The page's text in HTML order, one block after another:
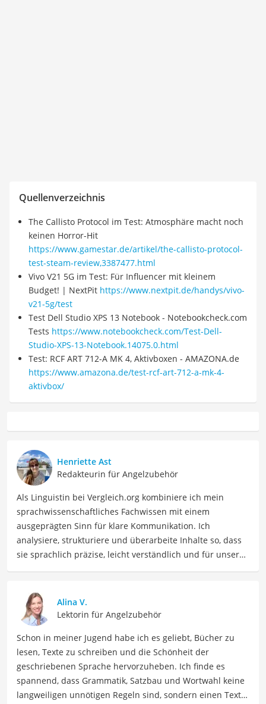
Quellenverzeichnis
The Callisto Protocol im Test: Atmosphäre macht noch
keinen Horror-Hit
https://www.gamestar.de/artikel/the-callisto-protocol-
test-steam-review,3387477.html
Vivo V21 5G im Test: Für Influencer mit kleinem
Budget! | NextPit https://www.nextpit.de/handys/vivo-
v21-5g/test
Test Dell Studio XPS 13 Notebook - Notebookcheck.com
Tests https://www.notebookcheck.com/Test-Dell-
Studio-XPS-13-Notebook.14075.0.html
Test: RCF ART 712-A MK 4, Aktivboxen - AMAZONA.de
https://www.amazona.de/test-rcf-art-712-a-mk-4-
aktivbox/
Henriette Ast
Redakteurin für Angelzubehör
Als Linguistin bei Vergleich.org kombiniere ich mein
sprachwissenschaftliches Fachwissen mit einem
ausgeprägten Sinn für klare Kommunikation. Ich
analysiere, strukturiere und überarbeite Inhalte so, dass
sie sprachlich präzise, leicht verständlich und für unsere
beschäftige ich mich gerne mit verschiedenen Hobbys
und Freizeitaktivitäten. Dieses Interesse spiegelt sich in
meinen Beiträgen wider, die sich mit Freizeitideen,
Reiseempfehlungen, Hobbytipps und Anregungen für die
Freizeitgestaltung befassen.
Der LED-Posen-Vergleich ist aus unserer Sicht besonders
empfehlenswert fürAngler.
Alina V.
Lektorin für Angelzubehör
Schon in meiner Jugend habe ich es geliebt, Bücher zu
lesen, Texte zu schreiben und die Schönheit der
geschriebenen Sprache hervorzuheben. Ich finde es
spannend, dass Grammatik, Satzbau und Wortwahl keine
langweiligen unnötigen Regeln sind, sondern einen Text